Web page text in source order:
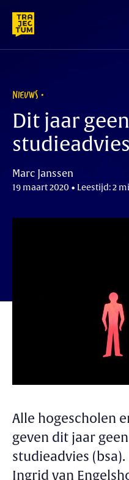
content
NIEUWS
Dit jaar
studieadvies
Marc Janssen
19 maart 2020 • Leestijd: 2
Alle hogescholen
geven dit jaar
studieadvies
Ingrid van